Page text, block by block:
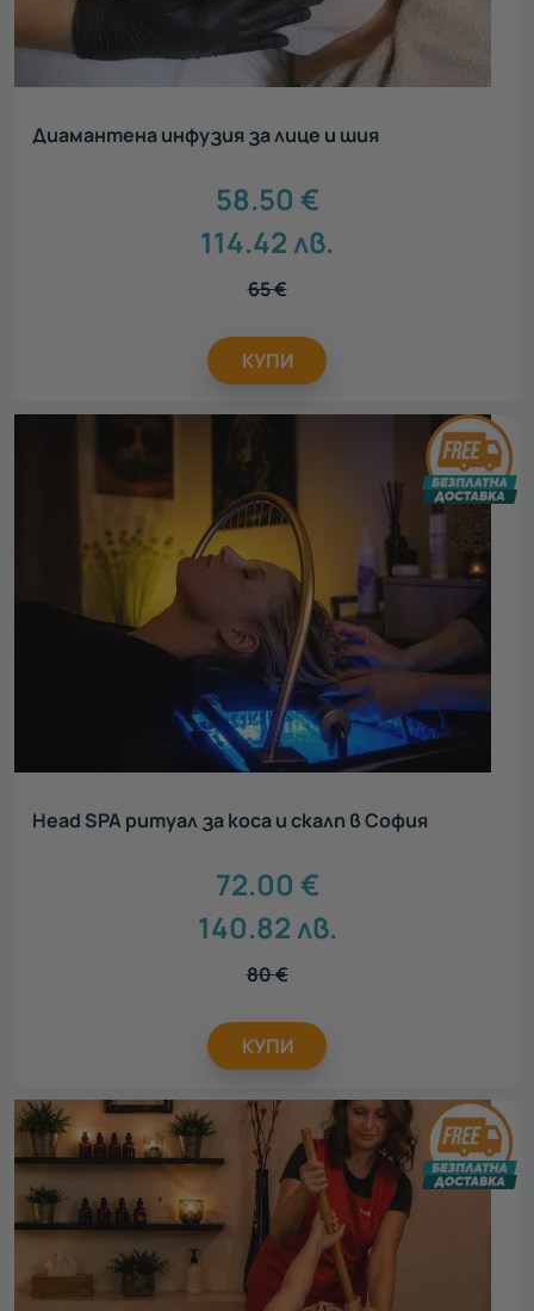
Диамантена инфузия за лице и шия
58.50 €
114.42лв.
65€
КУПИ
Head SPA ритуал за коса и скалп в София
72.00 €
140.82лв.
80€
КУПИ